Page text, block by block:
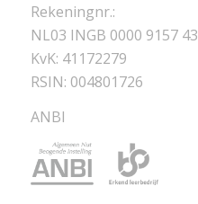
Rekeningnr.:
NL03 INGB 0000 9157 43
KvK: 41172279
RSIN: 004801726
ANBI